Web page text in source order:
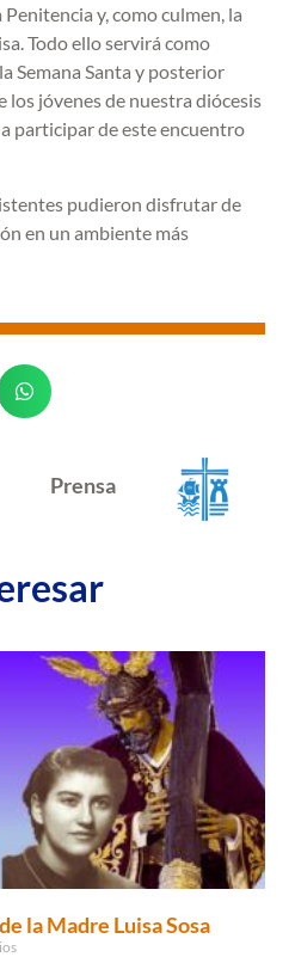
y, como culmen, la
Todo ello servirá como
Semana Santa y posterior
los jóvenes de nuestra diócesis
participar de este encuentro
pudieron disfrutar de
en un ambiente más
Prensa
la Madre Luisa Sosa